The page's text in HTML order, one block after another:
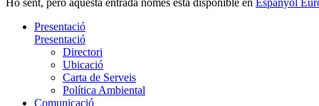
Presentació
Presentació
Directori
Ubicació
Carta de Serveis
Política Ambiental
Comunicació